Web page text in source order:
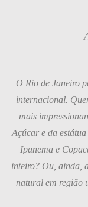
O Rio de Janeiro
internacional.
mais
Açúcar e da
Ipanema e
inteiro? Ou, ainda,
natural em região